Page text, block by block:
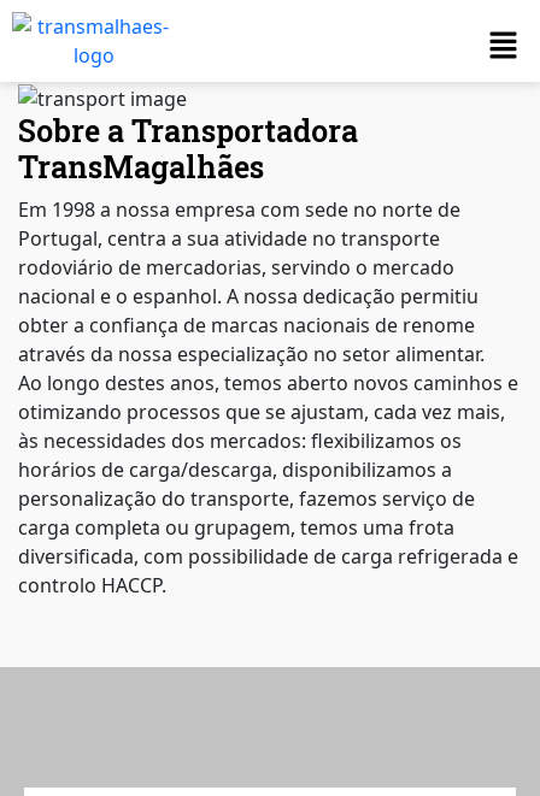
Sobre a Transportadora
TransMagalhães
Em 1998 a nossa empresa com sede no norte de
Portugal, centra a sua atividade no transporte
rodoviário de mercadorias, servindo o mercado
nacional e o espanhol. A nossa dedicação permitiu
obter a confiança de marcas nacionais de renome
através da nossa especialização no setor alimentar.
Ao longo destes anos, temos aberto novos caminhos e
otimizando processos que se ajustam, cada vez mais,
às necessidades dos mercados: flexibilizamos os
horários de carga/descarga, disponibilizamos a
personalização do transporte, fazemos serviço de
carga completa ou grupagem, temos uma frota
diversificada, com possibilidade de carga refrigerada e
controlo HACCP.